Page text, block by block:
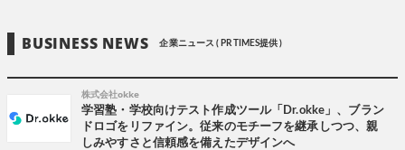
BUSINESS NEWS 企業ニュース ( PR TIMES提供 )
株式会社okke
学習塾・学校向けテスト作成ツール「Dr.okke」、ブラン
ドロゴをリファイン。従来のモチーフを継承しつつ、親
しみやすさと信頼感を備えたデザインへ